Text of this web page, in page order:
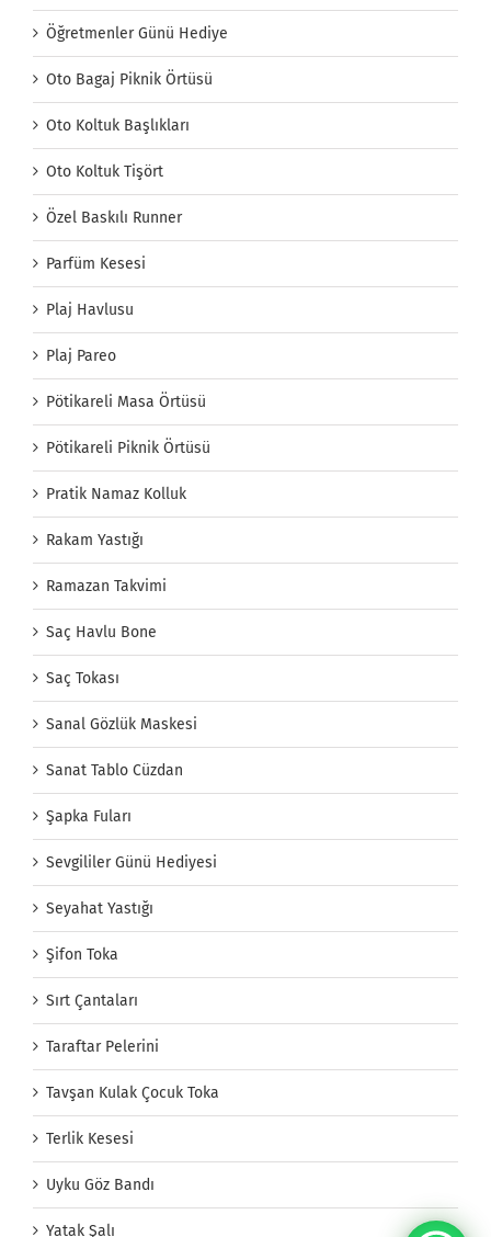
Öğretmenler Günü Hediye
Oto Bagaj Piknik Örtüsü
Oto Koltuk Başlıkları
Oto Koltuk Tişört
Özel Baskılı Runner
Parfüm Kesesi
Plaj Havlusu
Plaj Pareo
Pötikareli Masa Örtüsü
Pötikareli Piknik Örtüsü
Pratik Namaz Kolluk
Rakam Yastığı
Ramazan Takvimi
Saç Havlu Bone
Saç Tokası
Sanal Gözlük Maskesi
Sanat Tablo Cüzdan
Şapka Fuları
Sevgililer Günü Hediyesi
Seyahat Yastığı
Şifon Toka
Sırt Çantaları
Taraftar Pelerini
Tavşan Kulak Çocuk Toka
Terlik Kesesi
Uyku Göz Bandı
Yatak Şalı